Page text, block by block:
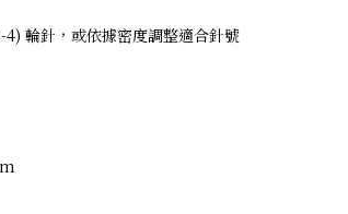
輪針，或依據密度調整適合針號